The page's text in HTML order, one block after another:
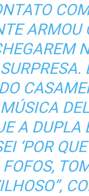
ARMOU
A DUPLA
‘POR